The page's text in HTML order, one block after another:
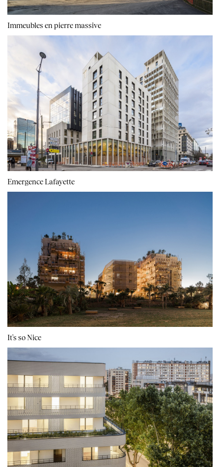
Immeubles en pierre massive
Emergence Lafayette
It's so Nice